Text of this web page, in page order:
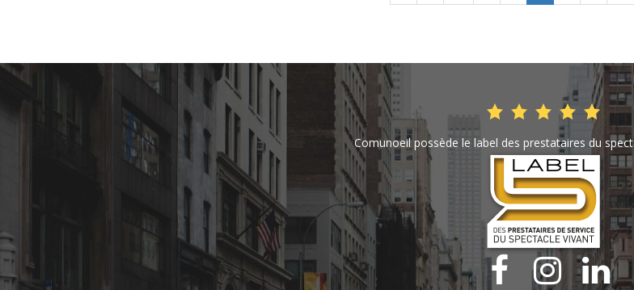
Comunoeil possède le label des prestataires du
  